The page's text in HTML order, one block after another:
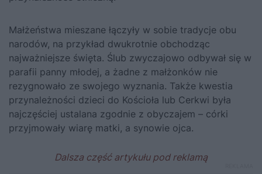
Małżeństwa mieszane łączyły w sobie tradycje obu
narodów, na przykład dwukrotnie obchodząc
najważniejsze święta. Ślub zwyczajowo odbywał się w
parafii panny młodej, a żadne z małżonków nie
rezygnowało ze swojego wyznania. Także kwestia
przynależności dzieci do Kościoła lub Cerkwi była
najczęściej ustalana zgodnie z obyczajem – córki
przyjmowały wiarę matki, a synowie ojca.